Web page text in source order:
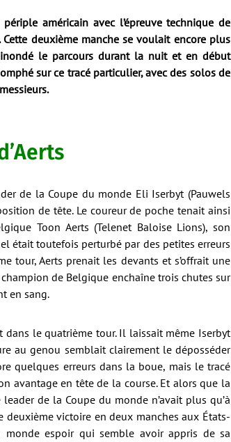
américain avec l’épreuve technique de
Cette deuxième manche se voulait encore plus
le parcours durant la nuit et en début
sur ce tracé particulier, avec des solos de
de la Coupe du monde Eli Iserbyt (Pauwels
de tête. Le coureur de poche tenait ainsi
Toon Aerts (Telenet Baloise Lions), son
était toutefois perturbé par des petites erreurs
tour, Aerts prenait les devants et s’offrait une
de Belgique enchaîne trois chutes sur
en sang.
dans le quatrième tour. Il laissait même Iserbyt
au genou semblait clairement le déposséder
quelques erreurs dans la boue, mais le tracé
avantage en tête de la course. Et alors que la
de la Coupe du monde n’avait plus qu’à
deuxième victoire en deux manches aux États-
monde espoir qui semble avoir appris de sa